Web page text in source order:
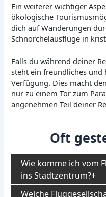
Ein weiterer wichtiger
ökologische
dich auf Wanderungen
Schnorchelausflüge in
Falls du während deiner
steht ein freundliches und
Verfügung. Dies macht
nur zu einem Tor zum
angenehmen Teil deiner
Oft
Wie komme ich vom
ins Stadtzentrum?
Welche